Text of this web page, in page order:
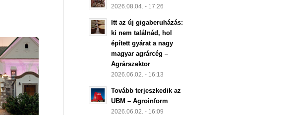
2026.08.04. - 17:26
Itt az új gigaberuházás:
ki nem találnád, hol
épített gyárat a nagy
magyar agrárcég –
Agrárszektor
2026.06.02. - 16:13
Tovább terjeszkedik az
UBM – Agroinform
2026.06.02. - 16:09